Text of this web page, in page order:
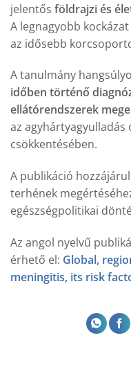
jelentős földrajzi és
A legnagyobb
az idősebb
A tanulmány
időben történő
ellátórendszerek
az
csökkentésében.
A publikáció
terhének
egészségpolitikai
Az angol nyelvű
érhető el: Global,
meningitis, its risk